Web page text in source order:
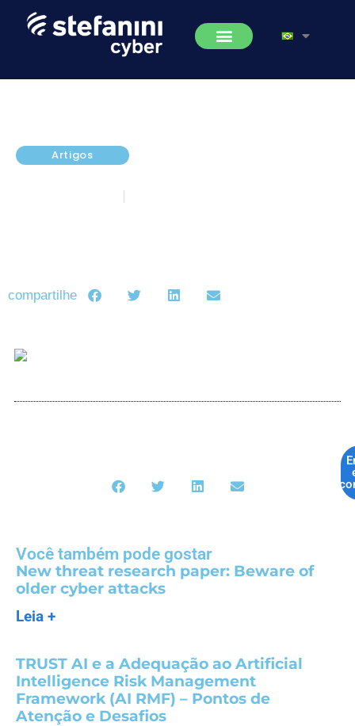
Artigos
compartilhe
Você também pode gostar
New threat research paper: Beware of
older cyber attacks
Leia +
TRUST AI e a Adequação ao Artificial
Intelligence Risk Management
Framework (AI RMF) – Pontos de
Atenção e Desafios